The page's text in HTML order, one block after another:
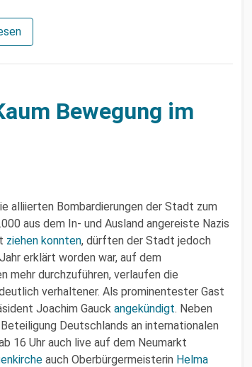
Bewegung im
alliierten Bombardierungen der Stadt zum
aus dem In- und Ausland angereiste Nazis
ziehen konnten, dürften der Stadt jedoch
erklärt worden war, auf dem
mehr durchzuführen, verlaufen die
verhaltener. Als prominentester Gast
Joachim Gauck angekündigt. Neben
Deutschlands an internationalen
16 Uhr auch live auf dem Neumarkt
auch Oberbürgermeisterin Helma